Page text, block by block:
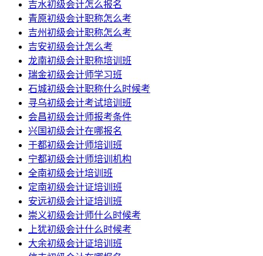
吉水初级会计怎么报名
青原初级会计职称怎么考
吉州初级会计职称怎么考
吉安初级会计怎么考
龙南初级会计职称培训班
瑞金初级会计师学习班
石城初级会计职称什么时候考
寻乌初级会计考试培训班
会昌初级会计师报考条件
兴国初级会计在哪报名
于都初级会计师培训班
宁都初级会计师培训机构
全南初级会计培训班
定南初级会计证培训班
安远初级会计证培训班
崇义初级会计师什么时候考
上犹初级会计什么时候考
大余初级会计证培训班